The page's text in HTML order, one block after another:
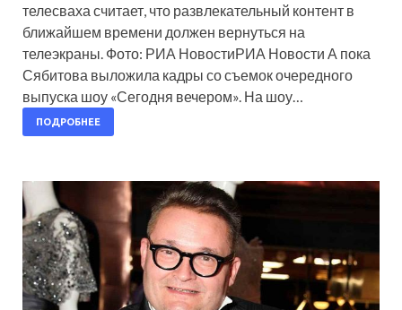
телесваха считает, что развлекательный контент в
ближайшем времени должен вернуться на
телеэкраны. Фото: РИА НовостиРИА Новости А пока
Сябитова выложила кадры со съемок очередного
выпуска шоу «Сегодня вечером». На шоу…
ПОДРОБНЕЕ